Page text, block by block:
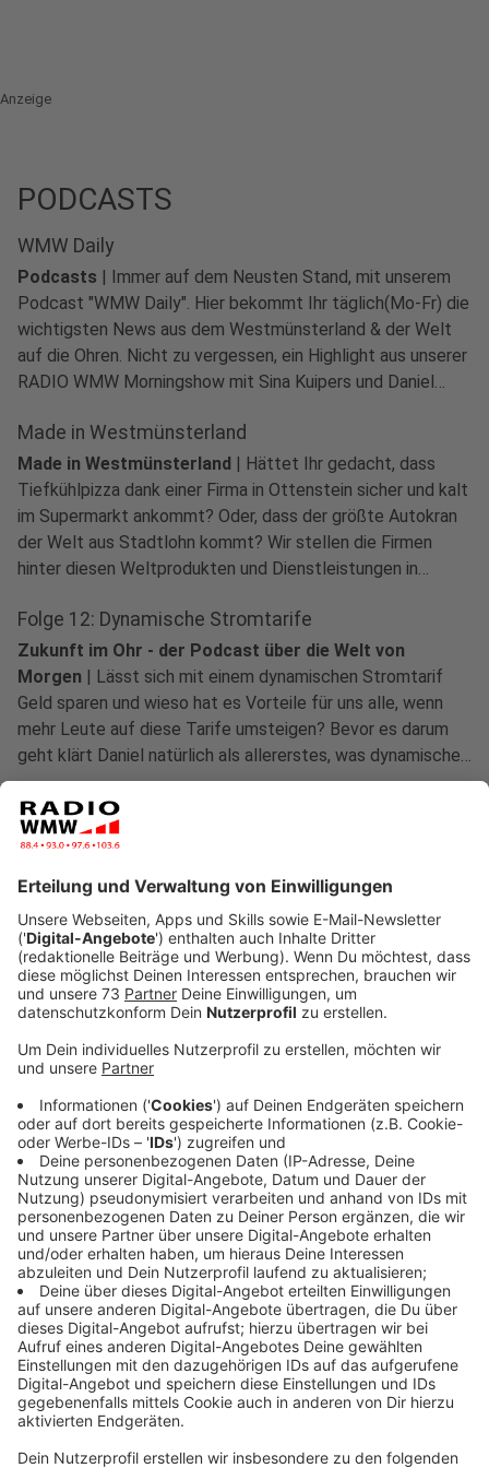
Anzeige
PODCASTS
WMW Daily
Podcasts | Immer auf dem Neusten Stand, mit unserem
Podcast "WMW Daily". Hier bekommt Ihr täglich(Mo-Fr) die
wichtigsten News aus dem Westmünsterland & der Welt
auf die Ohren. Nicht zu vergessen, ein Highlight aus unserer
RADIO WMW Morningshow mit Sina Kuipers und Daniel
Made in Westmünsterland
Made in Westmünsterland | Hättet Ihr gedacht, dass
Tiefkühlpizza dank einer Firma in Ottenstein sicher und kalt
im Supermarkt ankommt? Oder, dass der größte Autokran
der Welt aus Stadtlohn kommt? Wir stellen die Firmen
hinter diesen Weltprodukten und Dienstleistungen in
Folge 12: Dynamische Stromtarife
Zukunft im Ohr - der Podcast über die Welt von
Morgen | Lässt sich mit einem dynamischen Stromtarif
Geld sparen und wieso hat es Vorteile für uns alle, wenn
mehr Leute auf diese Tarife umsteigen? Bevor es darum
geht klärt Daniel natürlich als allererstes, was dynamische
Stromtarife überhaupt sind. Hört ihr in der neuen Folge von
Zukunft im Ohr.
Anzeige
radiodeals
Hier geht's zu dem RADIO WMW
Gutscheinportal